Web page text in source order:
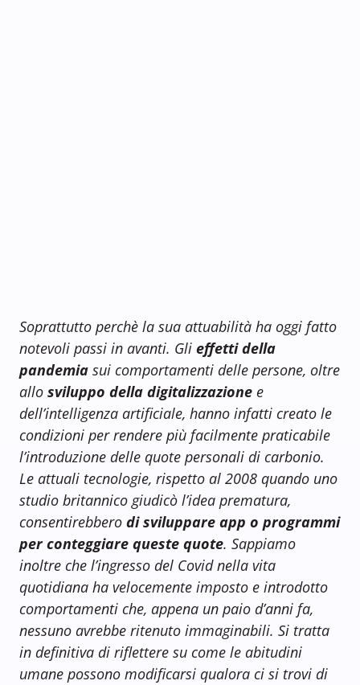
Soprattutto perchè la sua attuabilità ha oggi fatto
notevoli passi in avanti. Gli effetti della
pandemia sui comportamenti delle persone, oltre
allo sviluppo della digitalizzazione e
dell’intelligenza artificiale, hanno infatti creato le
condizioni per rendere più facilmente praticabile
l’introduzione delle quote personali di carbonio.
Le attuali tecnologie, rispetto al 2008 quando uno
studio britannico giudicò l’idea prematura,
consentirebbero di sviluppare app o programmi
per conteggiare queste quote. Sappiamo
inoltre che l’ingresso del Covid nella vita
quotidiana ha velocemente imposto e introdotto
comportamenti che, appena un paio d’anni fa,
nessuno avrebbe ritenuto immaginabili. Si tratta
in definitiva di riflettere su come le abitudini
umane possono modificarsi qualora ci si trovi di